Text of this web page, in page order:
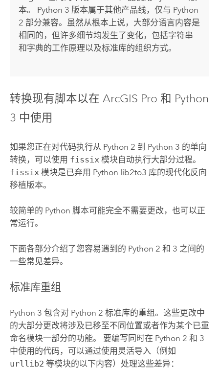
本。 Python 3 版本属于其他产品线，仅与 Python
2 部分兼容。虽然从根本上说，大部分语言内容是
相同的，但许多细节均发生了变化，包括字符串
和字典的工作原理以及标准库的组织方式。
转换现有脚本以在 ArcGIS Pro 和 Python
3 中使用
如果您正在对代码执行从 Python 2 到 Python 3 的单向
转换，可以使用 fissix 模块自动执行大部分过程。
fissix 模块是已弃用 Python lib2to3 库的现代化反向
移植版本。
较简单的 Python 脚本可能完全不需要更改，也可以正
常运行。
下面各部分介绍了您容易遇到的 Python 2 和 3 之间的
一些常见差异。
标准库重组
Python 3 包含对 Python 2 标准库的重组。这些更改中
的大部分更改将涉及已移至不同位置或者作为某个已重
命名模块一部分的功能。 要编写同时在 Python 2 和 3
中使用的代码，可以通过使用灵活导入（例如
urllib2 等模块的以下内容）处理这些差异：